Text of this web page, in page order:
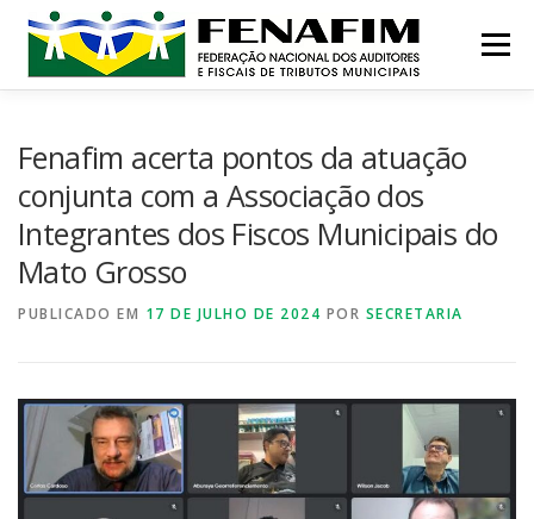
para
conteúdo
Menu
CONTATO INSTITUCIONAL CONGRESSOS
PRÊMIO
Fenafim acerta pontos da atuação
conjunta com a Associação dos
Integrantes dos Fiscos Municipais do
Mato Grosso
PUBLICADO EM 17 DE JULHO DE 2024 POR SECRETARIA